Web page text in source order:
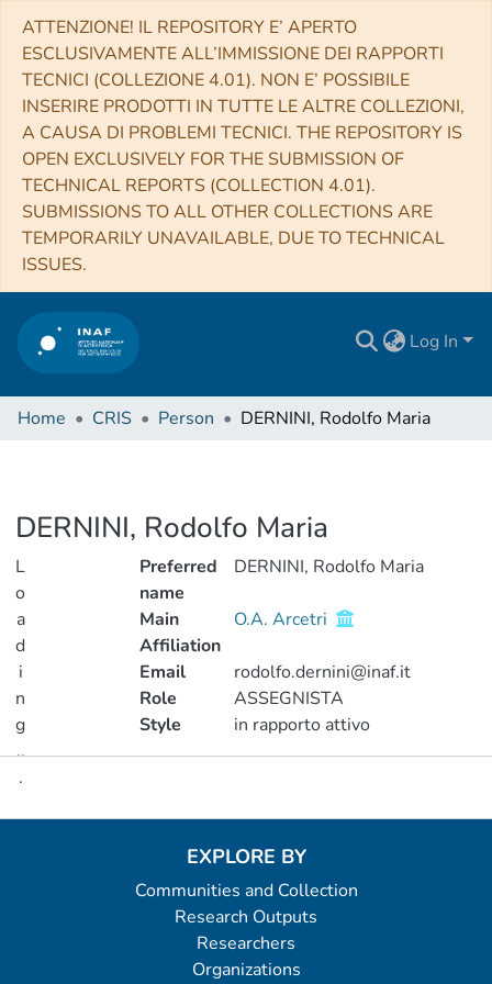
ATTENZIONE! IL REPOSITORY E’ APERTO
ESCLUSIVAMENTE ALL’IMMISSIONE DEI RAPPORTI
TECNICI (COLLEZIONE 4.01). NON E’ POSSIBILE
INSERIRE PRODOTTI IN TUTTE LE ALTRE COLLEZIONI,
A CAUSA DI PROBLEMI TECNICI. THE REPOSITORY IS
OPEN EXCLUSIVELY FOR THE SUBMISSION OF
TECHNICAL REPORTS (COLLECTION 4.01).
SUBMISSIONS TO ALL OTHER COLLECTIONS ARE
TEMPORARILY UNAVAILABLE, DUE TO TECHNICAL
ISSUES.
Log In
Home CRIS Person DERNINI, Rodolfo Maria
DERNINI, Rodolfo Maria
L
o
a
d
i
n
g
..
.
Loading...
Preferred
name
DERNINI, Rodolfo Maria
Main
Affiliation
O.A. Arcetri
Email
rodolfo.dernini@inaf.it
Role
ASSEGNISTA
Style
in rapporto attivo
EXPLORE BY
Communities and Collection
Research Outputs
Researchers
Organizations